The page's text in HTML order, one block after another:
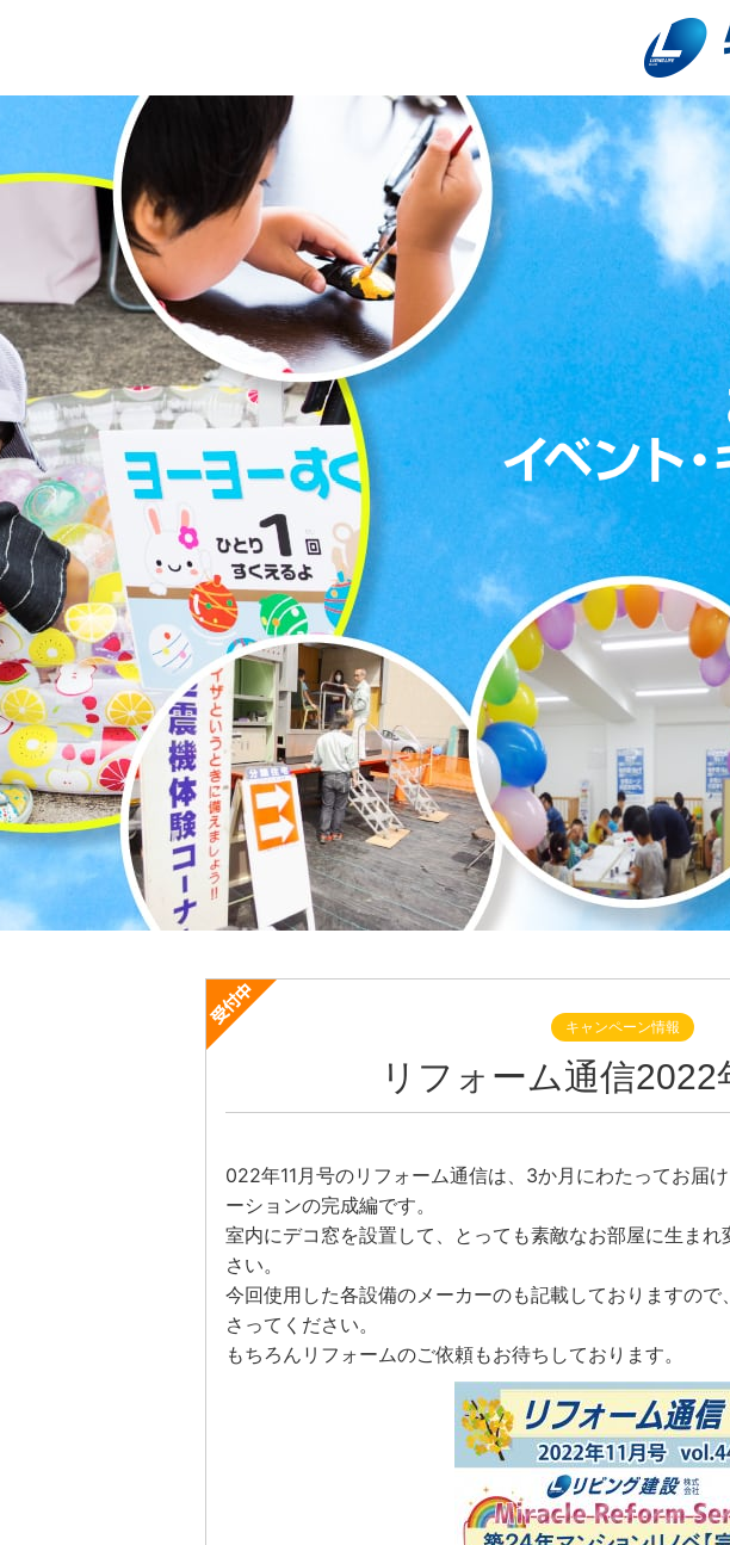
キャンペーン情報
リフォーム通信2022
022年11月号のリフォーム通信は、3か月にわたってお届
ーションの完成編です。
室内にデコ窓を設置して、とっても素敵なお部屋に生ま
さい。
今回使用した各設備のメーカーのも記載しておりますの
さってください。
もちろんリフォームのご依頼もお待ちしております。